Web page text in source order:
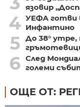
язовир
4 УЕФА готви
Инфантино
5 До 38°
6 След
големи
ОЩЕ ОТ: